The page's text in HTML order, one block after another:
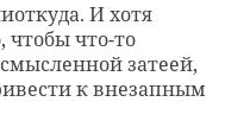
И хотя
чтобы что-то
затеей,
к внезапным